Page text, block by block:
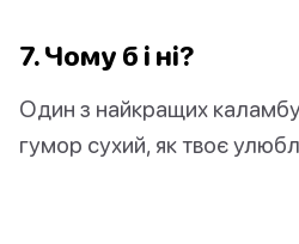
7. Чому б і ні?
Один з найкращих
гумор сухий, як твоє